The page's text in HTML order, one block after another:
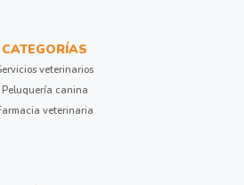
CATEGORÍAS
veterinarios
Peluquería canina
veterinaria